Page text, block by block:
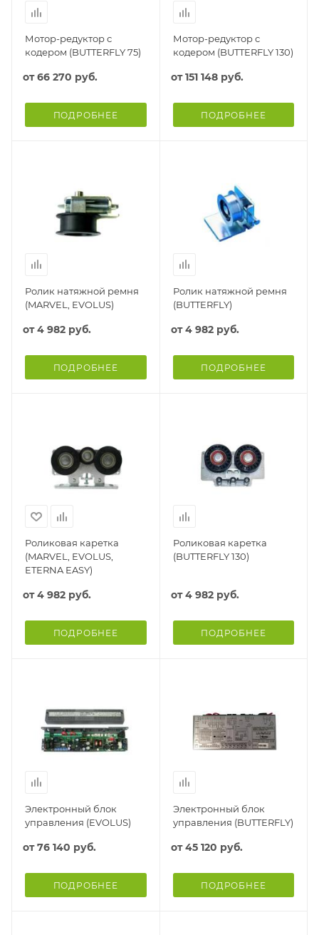
Мотор-редуктор с
кодером (BUTTERFLY 75)
от66 270 руб.
ПОДРОБНЕЕ
Мотор-редуктор с
кодером (BUTTERFLY 130)
от151 148 руб.
ПОДРОБНЕЕ
Ролик натяжной ремня
(MARVEL, EVOLUS)
от4 982 руб.
ПОДРОБНЕЕ
Ролик натяжной ремня
(BUTTERFLY)
от4 982 руб.
ПОДРОБНЕЕ
Роликовая каретка
(MARVEL, EVOLUS,
ETERNA EASY)
от4 982 руб.
ПОДРОБНЕЕ
Роликовая каретка
(BUTTERFLY 130)
от4 982 руб.
ПОДРОБНЕЕ
Электронный блок
управления (EVOLUS)
от76 140 руб.
ПОДРОБНЕЕ
Электронный блок
управления (BUTTERFLY)
от45 120 руб.
ПОДРОБНЕЕ